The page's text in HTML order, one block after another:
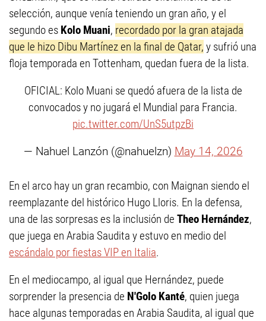
selección, aunque venía teniendo un gran año, y el
segundo es Kolo Muani, recordado por la gran atajada
que le hizo Dibu Martínez en la final de Qatar, y sufrió una
floja temporada en Tottenham, quedan fuera de la lista.
OFICIAL: Kolo Muani se quedó afuera de la lista de
convocados y no jugará el Mundial para Francia.
pic.twitter.com/UnS5utpzBi
— Nahuel Lanzón (@nahuelzn) May 14, 2026
En el arco hay un gran recambio, con Maignan siendo el
reemplazante del histórico Hugo Lloris. En la defensa,
una de las sorpresas es la inclusión de Theo Hernández,
que juega en Arabia Saudita y estuvo en medio del
escándalo por fiestas VIP en Italia.
En el mediocampo, al igual que Hernández, puede
sorprender la presencia de N'Golo Kanté, quien juega
hace algunas temporadas en Arabia Saudita, al igual que